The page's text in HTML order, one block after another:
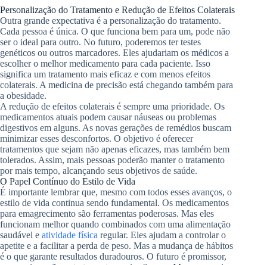
Personalização do Tratamento e Redução de Efeitos Colaterais
Outra grande expectativa é a personalização do tratamento.
Cada pessoa é única. O que funciona bem para um, pode não
ser o ideal para outro. No futuro, poderemos ter testes
genéticos ou outros marcadores. Eles ajudariam os médicos a
escolher o melhor medicamento para cada paciente. Isso
significa um tratamento mais eficaz e com menos efeitos
colaterais. A medicina de precisão está chegando também para
a obesidade.
A redução de efeitos colaterais é sempre uma prioridade. Os
medicamentos atuais podem causar náuseas ou problemas
digestivos em alguns. As novas gerações de remédios buscam
minimizar esses desconfortos. O objetivo é oferecer
tratamentos que sejam não apenas eficazes, mas também bem
tolerados. Assim, mais pessoas poderão manter o tratamento
por mais tempo, alcançando seus objetivos de saúde.
O Papel Contínuo do Estilo de Vida
É importante lembrar que, mesmo com todos esses avanços, o
estilo de vida continua sendo fundamental. Os medicamentos
para emagrecimento são ferramentas poderosas. Mas eles
funcionam melhor quando combinados com uma alimentação
saudável e atividade física regular. Eles ajudam a controlar o
apetite e a facilitar a perda de peso. Mas a mudança de hábitos
é o que garante resultados duradouros. O futuro é promissor,